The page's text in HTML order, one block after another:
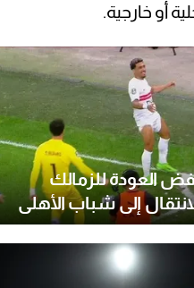
أو خارجية.
العودة للزمالك
إلى شباب الأهلي